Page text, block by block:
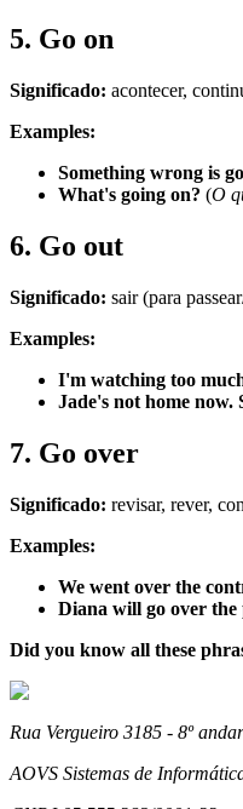
5. Go on
Significado: acontecer,
Examples:
Something wrong is
What's going on? (O
6. Go out
Significado: sair (para
Examples:
I'm watching too
Jade's not home now.
7. Go over
Significado: revisar, rever,
Examples:
We went over the
Diana will go over the
Did you know all these
Rua Vergueiro 3185 - 8º andar
AOVS Sistemas de